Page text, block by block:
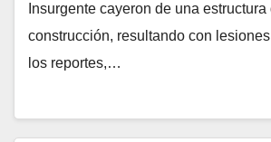
Insurgente cayeron de una estructura
construcción, resultando con
los reportes,…